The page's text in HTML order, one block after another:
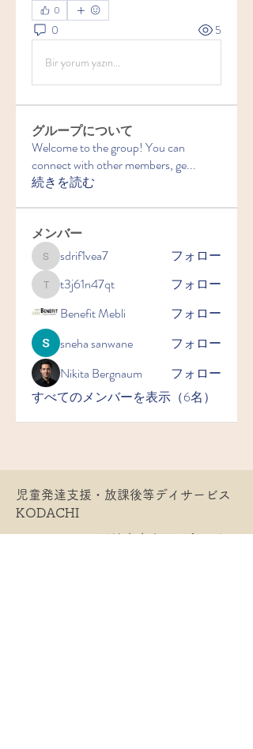
0
0 5
Bir yorum yazın...
グループについて
Welcome to the group! You can
connect with other members, ge...
続きを読む
メンバー
sdrif1vea7
sdrif1vea7 フォロー
t3j61n47qt
t3j61n47qt
フォロー
Benefit Mebli
フォロー
sneha sanwane
フォロー
Nikita Bergnaum
フォロー
すべてのメンバーを表示（6名）
​児童発達支援・放課後等デイサービス
KODACHI